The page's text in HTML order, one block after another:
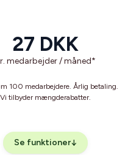
27 DKK
medarbejder / måned*
100 medarbejdere. Årlig betaling.
Vi tilbyder mængderabatter.
Se funktioner↓